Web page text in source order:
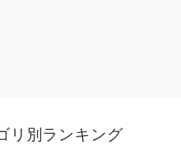
リ別ランキング